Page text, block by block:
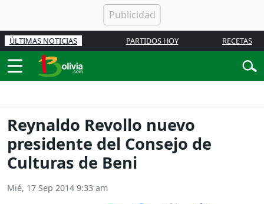
ÚLTIMAS NOTICIAS PARTIDOS HOY RECETAS
Reynaldo Revollo nuevo
presidente del Consejo de
Culturas de Beni
Mié, 17 Sep 2014 9:33 am